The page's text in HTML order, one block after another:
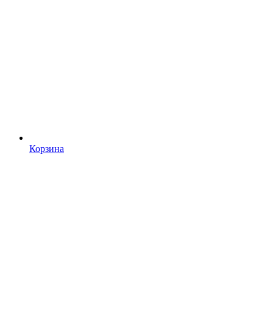
Корзина